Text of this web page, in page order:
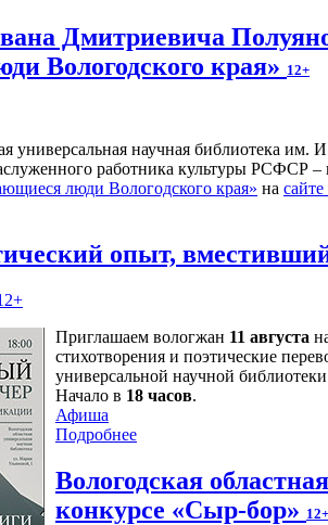
Дмитриевича
Вологодского края» 12+
универсальная научная библиотека
работника культуры РСФСР
люди Вологодского края» на
опыт,
Приглашаем вологжан 11 августа
стихотворения и поэтические
универсальной научной
Начало в 18 часов.
Афиша
Подробнее
Вологодская
конкурсе «Сыр-бор» 12+